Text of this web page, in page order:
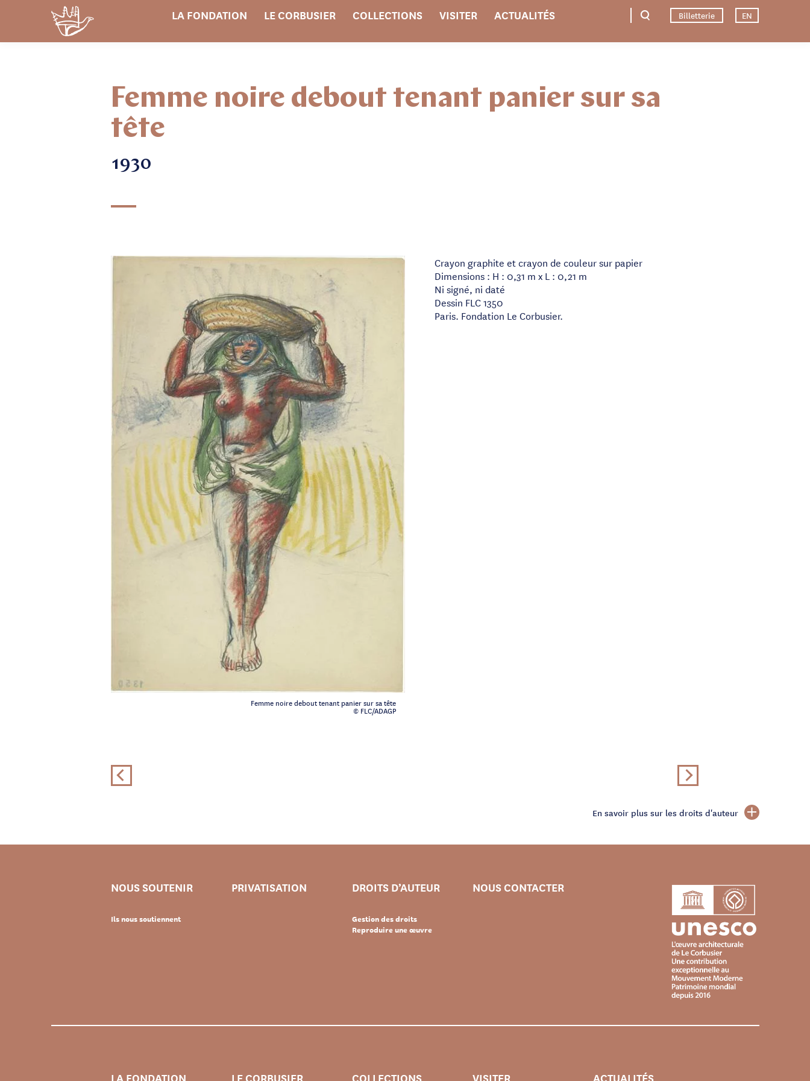
LA FONDATION LE CORBUSIER COLLECTIONS VISITER ACTUALITÉS Billetterie EN
Femme noire debout tenant panier sur sa
tête
1930
Femme noire debout tenant panier sur sa tête
© FLC/ADAGP
Crayon graphite et crayon de couleur sur papier
Dimensions : H : 0,31 m x L : 0,21 m
Ni signé, ni daté
Dessin FLC 1350
Paris. Fondation Le Corbusier.
En savoir plus sur les droits d'auteur
NOUS SOUTENIR
Ils nous soutiennent
PRIVATISATION DROITS D’AUTEUR
Gestion des droits
Reproduire une œuvre
NOUS CONTACTER
LA FONDATION LE CORBUSIER COLLECTIONS VISITER ACTUALITÉS